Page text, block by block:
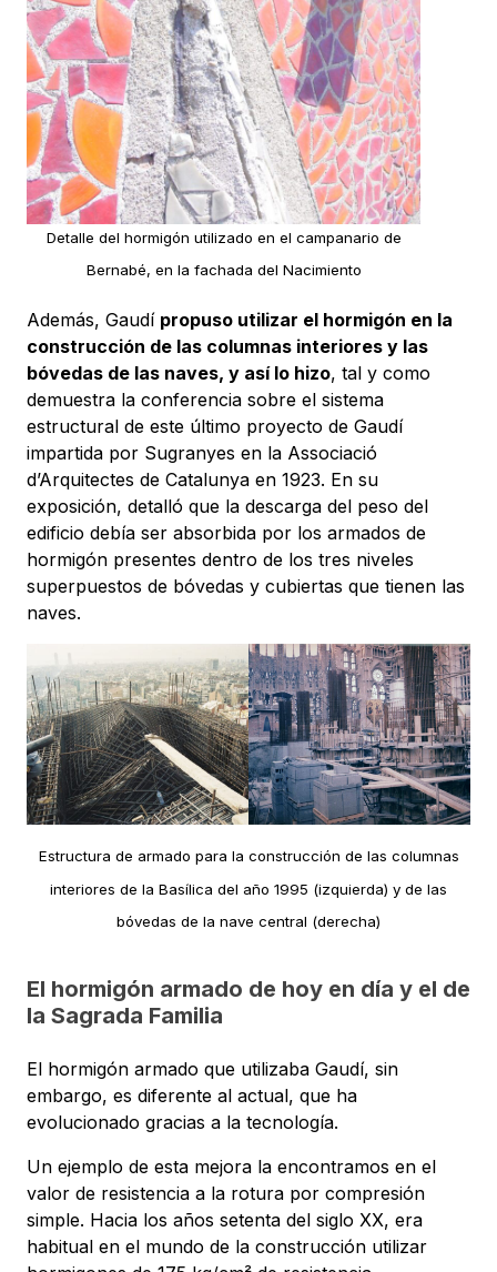
Detalle del hormigón utilizado en el campanario de
Bernabé, en la fachada del Nacimiento
Además, Gaudí propuso utilizar el hormigón en la
construcción de las columnas interiores y las
bóvedas de las naves, y así lo hizo, tal y como
demuestra la conferencia sobre el sistema
estructural de este último proyecto de Gaudí
impartida por Sugranyes en la Associació
d’Arquitectes de Catalunya en 1923. En su
exposición, detalló que la descarga del peso del
edificio debía ser absorbida por los armados de
hormigón presentes dentro de los tres niveles
superpuestos de bóvedas y cubiertas que tienen las
naves.
Estructura de armado para la construcción de las columnas
interiores de la Basílica del año 1995 (izquierda) y de las
bóvedas de la nave central (derecha)
El hormigón armado de hoy en día y el de
la Sagrada Familia
El hormigón armado que utilizaba Gaudí, sin
embargo, es diferente al actual, que ha
evolucionado gracias a la tecnología.
Un ejemplo de esta mejora la encontramos en el
valor de resistencia a la rotura por compresión
simple. Hacia los años setenta del siglo XX, era
habitual en el mundo de la construcción utilizar